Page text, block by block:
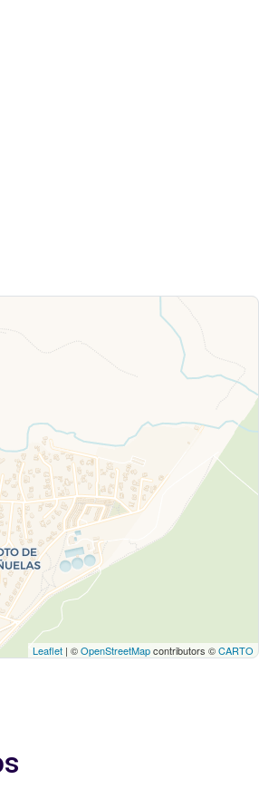
Leaflet | ©OpenStreetMapcontributors ©CARTO